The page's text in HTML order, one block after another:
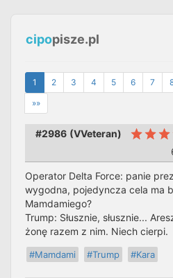
cipopisze.pl
1 2 3 4 5 6 7
»»
#2986 (VVeteran)
Operator Delta Force: panie
wygodna, pojedyncza cela ma
Mamdamiego?
Trump: Słusznie, słusznie...
żonę razem z nim. Niech cierpi.
#Mamdami #Trump #Kara